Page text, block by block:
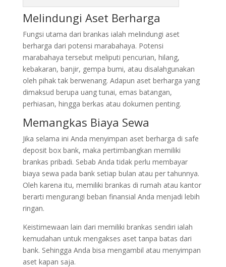
Melindungi Aset Berharga
Fungsi utama dari brankas ialah melindungi aset
berharga dari potensi marabahaya. Potensi
marabahaya tersebut meliputi pencurian, hilang,
kebakaran, banjir, gempa bumi, atau disalahgunakan
oleh pihak tak berwenang. Adapun aset berharga yang
dimaksud berupa uang tunai, emas batangan,
perhiasan, hingga berkas atau dokumen penting.
Memangkas Biaya Sewa
Jika selama ini Anda menyimpan aset berharga di safe
deposit box bank, maka pertimbangkan memiliki
brankas pribadi. Sebab Anda tidak perlu membayar
biaya sewa pada bank setiap bulan atau per tahunnya.
Oleh karena itu, memiliki brankas di rumah atau kantor
berarti mengurangi beban finansial Anda menjadi lebih
ringan.
Keistimewaan lain dari memiliki brankas sendiri ialah
kemudahan untuk mengakses aset tanpa batas dari
bank. Sehingga Anda bisa mengambil atau menyimpan
aset kapan saja.